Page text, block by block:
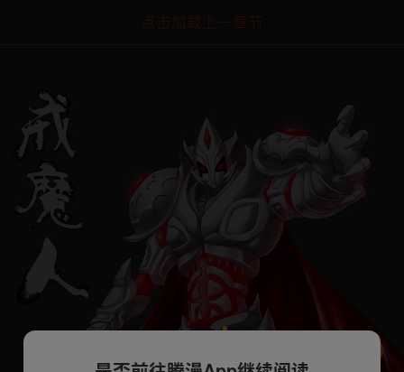
点击加载上一章节